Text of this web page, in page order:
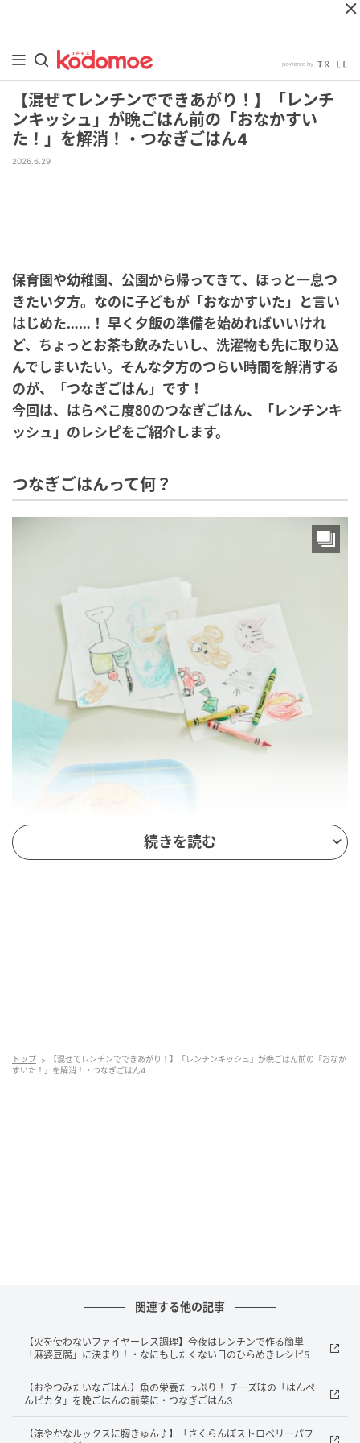
【混ぜてレンチンでできあがり！】「レンチ
ンキッシュ」が晩ごはん前の「おなかすい
た！」を解消！・つなぎごはん4
2026.6.29
保育園や幼稚園、公園から帰ってきて、ほっと一息つ
きたい夕方。なのに子どもが「おなかすいた」と言い
はじめた……！ 早く夕飯の準備を始めればいいけれ
ど、ちょっとお茶も飲みたいし、洗濯物も先に取り込
んでしまいたい。 そんな夕方のつらい時間を解消する
のが、「つなぎごはん」です！
今回は、はらぺこ度80のつなぎごはん、「レンチンキ
ッシュ」のレシピをご紹介します。
つなぎごはんって何？
夕方に食べさせても罪悪感のない、おやつのようなご
【はらぺこ度80】 混ぜてチンだけ! かんたん
に作れる 「レンチンキッシュ」
続きを読む
トップ
【混ぜてレンチンでできあがり！】「レンチンキッシュ」が晩ごはん前の「おなか
すいた！」を解消！・つなぎごはん4
関連する他の記事
【火を使わないファイヤーレス調理】今夜はレンチンで作る簡単
「麻婆豆腐」に決まり！・なにもしたくない日のひらめきレシピ5
【おやつみたいなごはん】魚の栄養たっぷり！ チーズ味の「はんぺ
んピカタ」を晩ごはんの前菜に・つなぎごはん3
【涼やかなルックスに胸きゅん♪】「さくらんぼストロベリーパフ